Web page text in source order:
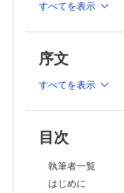
Question 14 薬の
Question 15 粉薬
の？
Question 16 経管
濁しない）粉薬があ
Question 17 ファ
あるの？
Question 19 甘い
な？ ー糖類の種類
す。 本書は、医療
を目的として企画
解説しています。
とで、服薬の重要
守）の向上につな
すべてを表示
序文
すべてを表示
目次
執筆者一覧
はじめに